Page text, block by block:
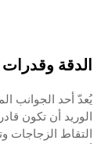
الدقة وقدرات
يُعدّ أحد الجوانب
الوريد أن تكون
التقاط الزجاجات